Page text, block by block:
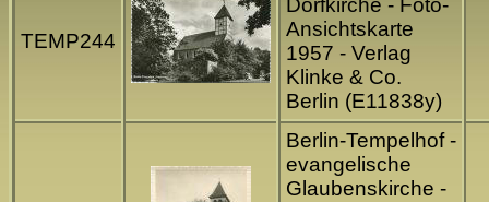
TEMP244
Dorfkirche - Foto-
Ansichtskarte
1957 - Verlag
Klinke & Co.
Berlin (E11838y)
Berlin-Tempelhof -
evangelische
Glaubenskirche -